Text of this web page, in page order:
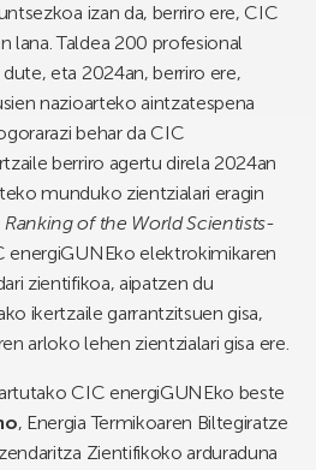
izan da, berriro ere, CIC
lana. Taldea 200 profesional
eta 2024an, berriro ere,
nazioarteko aintzatespena
behar da CIC
berriro agertu direla 2024an
munduko zientzialari eragin
Ranking of the World Scientists-
energiGUNEko elektrokimikaren
zientifikoa, aipatzen du
ikertzaile garrantzitsuen gisa,
arloko lehen zientzialari gisa ere.
CIC energiGUNEko beste
, Energia Termikoaren Biltegiratze
Zientifikoko arduraduna